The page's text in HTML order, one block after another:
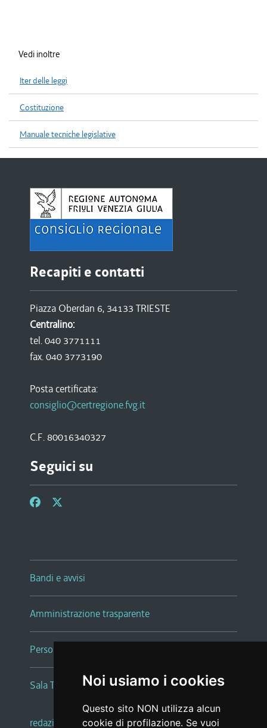
Noi usiamo i cookies
Questo sito NON utilizza alcun
cookie di profilazione. Se vuoi
Vedi inoltre
Iter delle leggi
Costituzione
Manuale tecniche legislative
Recapiti e contatti
Piazza Oberdan 6, 34133 TRIESTE
Centralino:
tel. 040 3771111
fax. 040 3773190
Posta certificata:
consiglio@certregione.fvg.it
C.F. 80016340327
Seguici su
Bandi e avvisi
Amministrazione trasparente
Persone e Uffici
Sala Tiziano Tessitori
redazione web |note legali |glossario